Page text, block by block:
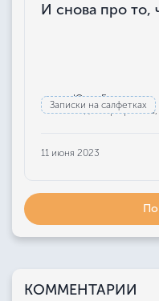
Записки на салфетках
И снова про то,
Юлия Бажанова
Редактор
11 июня 2023
КОММЕНТАРИИ